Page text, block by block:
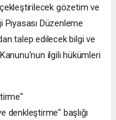
gözetim ve
Piyasası Düzenleme
talep edilecek bilgi ve
ilgili hükümleri
denkleştirme" başlığı